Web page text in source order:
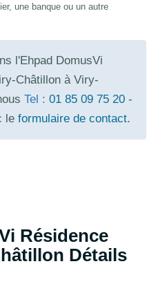
une banque ou un autre
l'Ehpad DomusVi
Châtillon à Viry-
Tel : 01 85 09 75 20 -
le formulaire de contact.
Résidence
Détails